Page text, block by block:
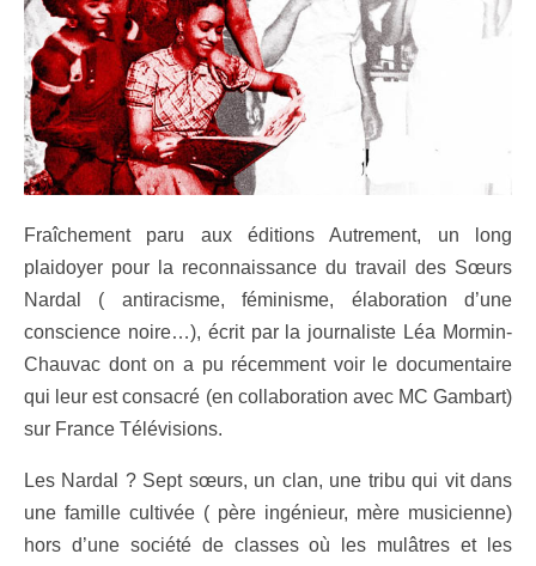
Fraîchement paru aux éditions Autrement, un long
plaidoyer pour la reconnaissance du travail des Sœurs
Nardal ( antiracisme, féminisme, élaboration d’une
conscience noire…), écrit par la journaliste Léa Mormin-
Chauvac dont on a pu récemment voir le documentaire
qui leur est consacré (en collaboration avec MC Gambart)
sur France Télévisions.
Les Nardal ? Sept sœurs, un clan, une tribu qui vit dans
une famille cultivée ( père ingénieur, mère musicienne)
hors d’une société de classes où les mulâtres et les